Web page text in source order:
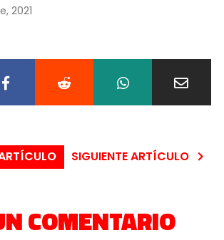
2021
SIGUIENTE ARTÍCULO
COMENTARIO